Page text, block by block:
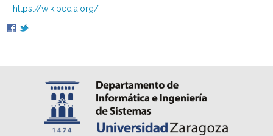
- https://wikipedia.org/